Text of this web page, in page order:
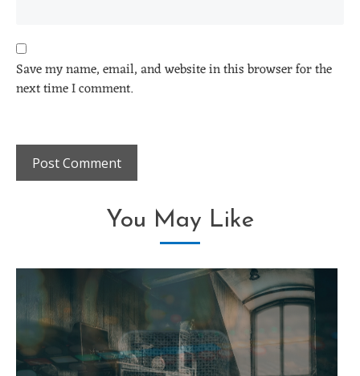
Save my name, email, and website in this browser for the
next time I comment.
You May Like